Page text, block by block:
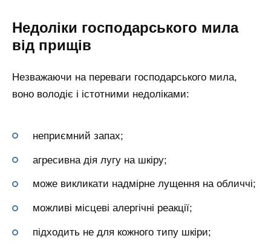
Недоліки господарського мила
від прищів
Незважаючи на переваги господарського мила,
воно володіє і істотними недоліками:
неприємний запах;
агресивна дія лугу на шкіру;
може викликати надмірне лущення на обличчі;
можливі місцеві алергічні реакції;
підходить не для кожного типу шкіри;